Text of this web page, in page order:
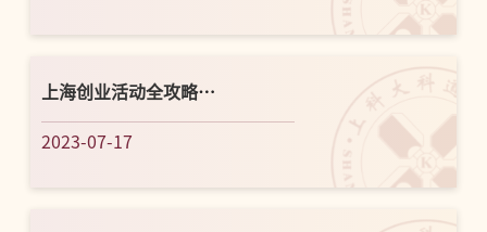
上海创业活动全攻略
（2023.7.17-7.23）
2023-07-17